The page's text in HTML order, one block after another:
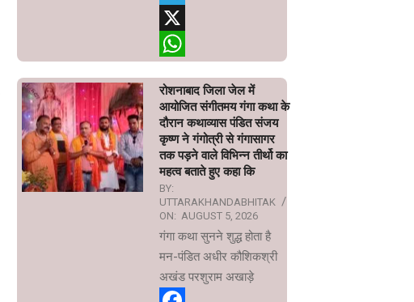
Telegram
X
रोशनाबाद जिला जेल में
आयोजित संगीतमय गंगा कथा के
दौरान कथाव्यास पंडित संजय
कृष्ण ने गंगोत्री से गंगासागर
तक पड़ने वाले विभिन्न तीर्थो का
महत्व बताते हुए कहा कि
BY:
UTTARAKHANDABHITAK
ON: AUGUST 5, 2026
गंगा कथा सुनने शुद्ध होता है
मन-पंडित अधीर कौशिकश्री
अखंड परशुराम अखाड़े